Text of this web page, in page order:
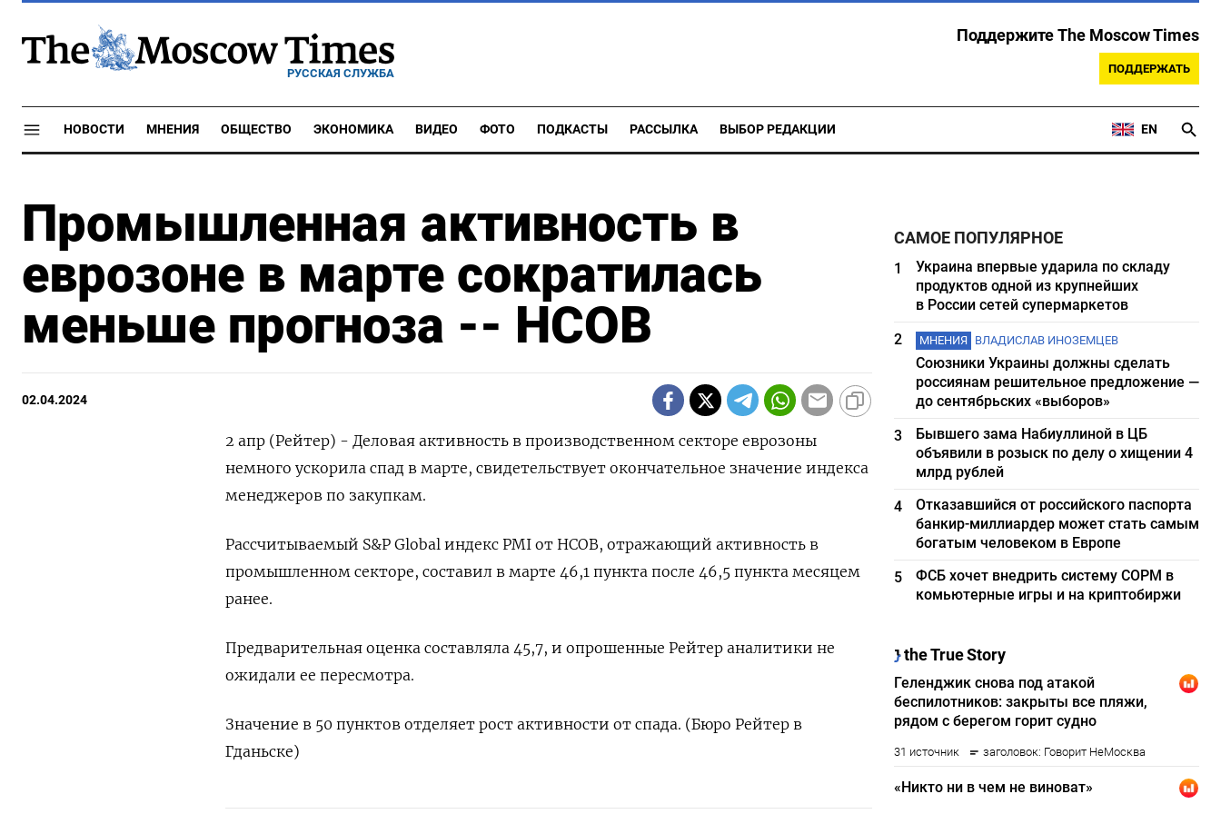
РУССКАЯ СЛУЖБА
Поддержите The Moscow Times
ПОДДЕРЖАТЬ
НОВОСТИ МНЕНИЯ ОБЩЕСТВО ЭКОНОМИКА ВИДЕО ФОТО ПОДКАСТЫ РАССЫЛКА ВЫБОР РЕДАКЦИИ EN
Промышленная активность в
еврозоне в марте сократилась
меньше прогноза -- HCOB
02.04.2024
2 апр (Рейтер) - Деловая активность в производственном секторе еврозоны
немного ускорила спад в марте, свидетельствует окончательное значение индекса
менеджеров по закупкам.
Рассчитываемый S&P Global индекс PMI от HCOB, отражающий активность в
промышленном секторе, составил в марте 46,1 пункта после 46,5 пункта месяцем
ранее.
Предварительная оценка составляла 45,7, и опрошенные Рейтер аналитики не
ожидали ее пересмотра.
Значение в 50 пунктов отделяет рост активности от спада. (Бюро Рейтер в
Гданьске)
САМОЕ ПОПУЛЯРНОЕ
1
Украина впервые ударила по складу
продуктов одной из крупнейших
в России сетей супермаркетов
2
МНЕНИЯ ВЛАДИСЛАВ ИНОЗЕМЦЕВ
Союзники Украины должны сделать
россиянам решительное предложение —
до сентябрьских «выборов»
3
Бывшего зама Набиуллиной в ЦБ
объявили в розыск по делу о хищении 4
млрд рублей
4
Отказавшийся от российского паспорта
банкир-миллиардер может стать самым
богатым человеком в Европе
5
ФСБ хочет внедрить систему СОРМ в
комьютерные игры и на криптобиржи